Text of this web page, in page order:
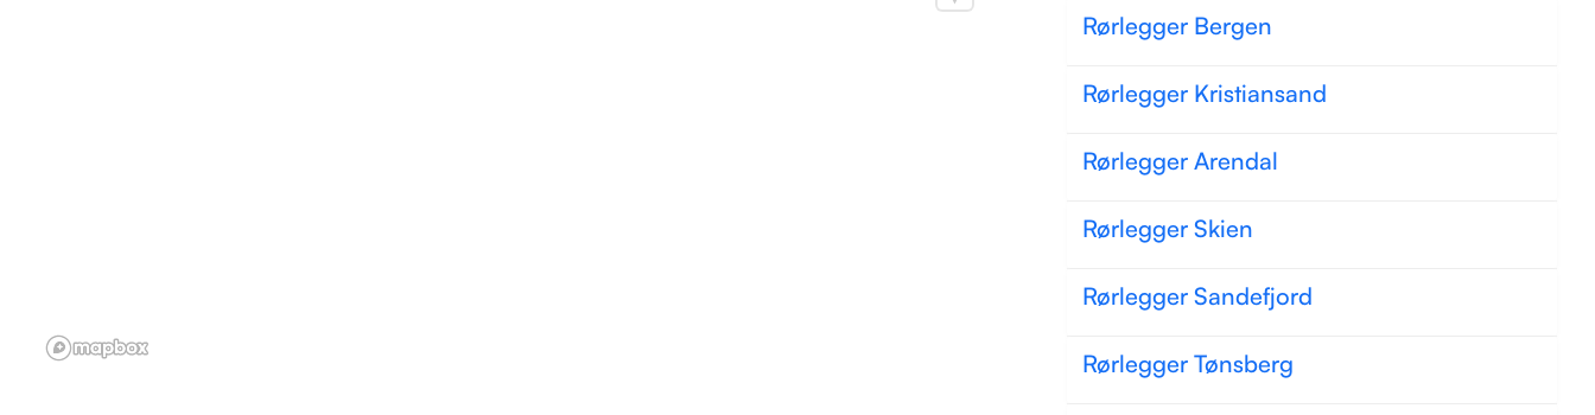
Rørlegger Bergen
Rørlegger Kristiansand
Rørlegger Arendal
Rørlegger Skien
Rørlegger Sandefjord
Rørlegger Tønsberg